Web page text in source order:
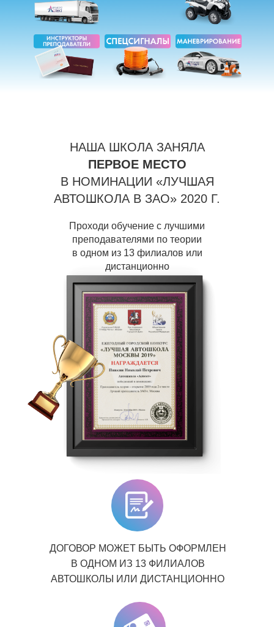
Проходи обучение с лучшими
преподавателями по теории
в одном из 13 филиалов или
дистанционно
ДОГОВОР МОЖЕТ БЫТЬ ОФОРМЛЕН
В ОДНОМ ИЗ 13 ФИЛИАЛОВ
АВТОШКОЛЫ ИЛИ ДИСТАНЦИОННО
НАША ШКОЛА ЗАНЯЛА
ПЕРВОЕ МЕСТО
В НОМИНАЦИИ «ЛУЧШАЯ
АВТОШКОЛА В ЗАО» 2020 Г.